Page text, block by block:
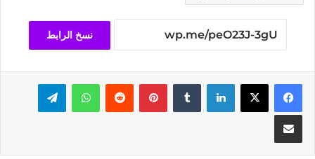
نسخ الرابط
فيسبوك‫X لينكدإن بينتيريست واتسابتيلقرام
مشاركة عبر البريد